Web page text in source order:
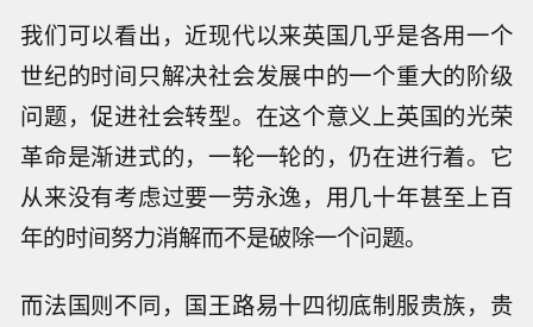
我们可以看出，近现代以来英国几乎是各用一个
世纪的时间只解决社会发展中的一个重大的阶级
问题，促进社会转型。在这个意义上英国的光荣
革命是渐进式的，一轮一轮的，仍在进行着。它
从来没有考虑过要一劳永逸，用几十年甚至上百
年的时间努力消解而不是破除一个问题。
而法国则不同，国王路易十四彻底制服贵族，贵